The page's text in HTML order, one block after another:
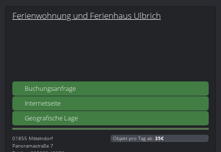
Ferienwohnung und Ferienhaus Ulbrich
Buchungsanfrage
Internetseite
Geografische Lage
01855 Mittelndorf
Panoramastraße 7
Objekt pro Tag ab: 35€